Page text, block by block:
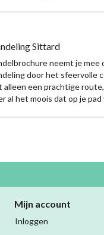
Sittard
neemt je mee
door het sfeervolle
alleen een prachtige
al het moois dat op je
Mijn account
Inloggen